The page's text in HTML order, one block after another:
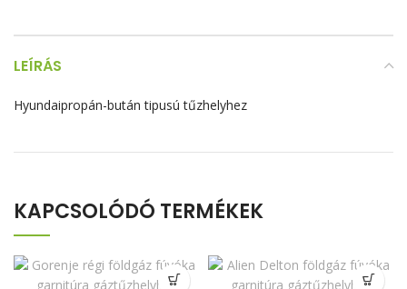
LEÍRÁS
Hyundaipropán-bután tipusú tűzhelyhez
KAPCSOLÓDÓ TERMÉKEK